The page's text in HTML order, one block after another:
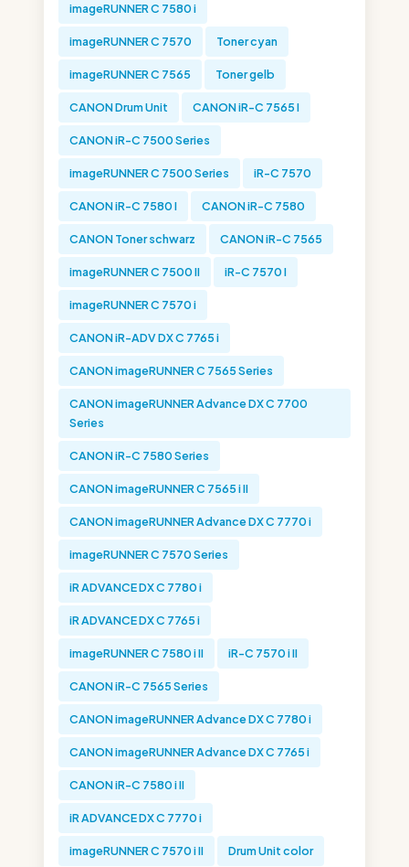
imageRUNNER C 7580 i
imageRUNNER C 7570 Toner cyan
imageRUNNER C 7565 Toner gelb
CANON Drum Unit CANON iR-C 7565 I
CANON iR-C 7500 Series
imageRUNNER C 7500 Series iR-C 7570
CANON iR-C 7580 I CANON iR-C 7580
CANON Toner schwarz CANON iR-C 7565
imageRUNNER C 7500 II iR-C 7570 I
imageRUNNER C 7570 i
CANON iR-ADV DX C 7765 i
CANON imageRUNNER C 7565 Series
CANON imageRUNNER Advance DX C 7700
Series
CANON iR-C 7580 Series
CANON imageRUNNER C 7565 i II
CANON imageRUNNER Advance DX C 7770 i
imageRUNNER C 7570 Series
iR ADVANCE DX C 7780 i
iR ADVANCE DX C 7765 i
imageRUNNER C 7580 i II iR-C 7570 i II
CANON iR-C 7565 Series
CANON imageRUNNER Advance DX C 7780 i
CANON imageRUNNER Advance DX C 7765 i
CANON iR-C 7580 i II
iR ADVANCE DX C 7770 i
imageRUNNER C 7570 i II Drum Unit color